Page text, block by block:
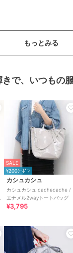
もっとみる
きで、いつもの
SALE
¥200ｸｰﾎﾟﾝ
カシュカシュ
カシュカシュ cachecache /
エナメル2wayトートバッグ
¥3,795